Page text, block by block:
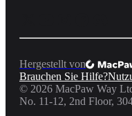
Hergestellt von
Brauchen Sie Hilfe?
© 2026 MacPaw Way
No. 11-12, 2nd Floor,